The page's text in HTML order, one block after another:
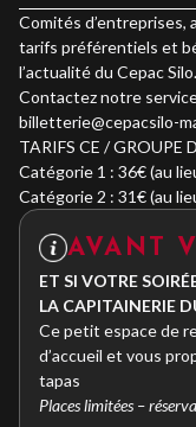
Comités
tarifs préférentiels et
l’actualité du Cepac Silo.
Contactez notre
billetterie@cepacsilo-
TARIFS CE / GROUPE
Catégorie 1 : 36€ (au
Catégorie 2 : 31€ (au
AVANT
ET SI VOTRE
LA CAPITAINERIE
Ce petit espace de
d’accueil et vous
tapas
Places limitées –